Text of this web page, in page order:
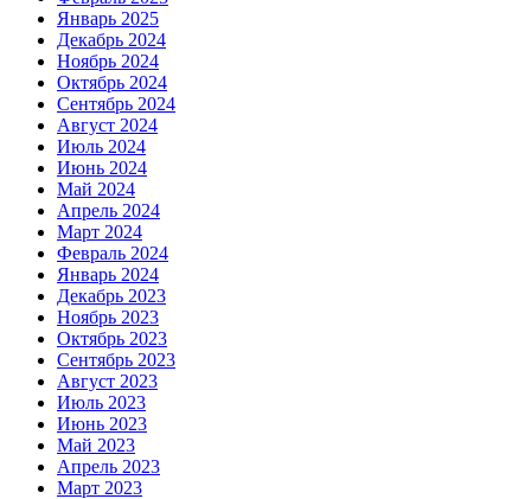
Январь 2025
Декабрь 2024
Ноябрь 2024
Октябрь 2024
Сентябрь 2024
Август 2024
Июль 2024
Июнь 2024
Май 2024
Апрель 2024
Март 2024
Февраль 2024
Январь 2024
Декабрь 2023
Ноябрь 2023
Октябрь 2023
Сентябрь 2023
Август 2023
Июль 2023
Июнь 2023
Май 2023
Апрель 2023
Март 2023